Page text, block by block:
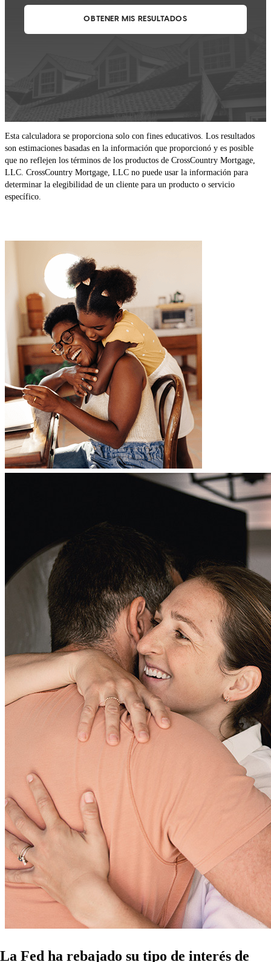
Esta calculadora se proporciona solo con fines educativos. Los resultados
son estimaciones basadas en la información que proporcionó y es posible
que no reflejen los términos de los productos de CrossCountry Mortgage,
LLC. CrossCountry Mortgage, LLC no puede usar la información para
determinar la elegibilidad de un cliente para un producto o servicio
específico.
La Fed ha rebajado su tipo de interés de